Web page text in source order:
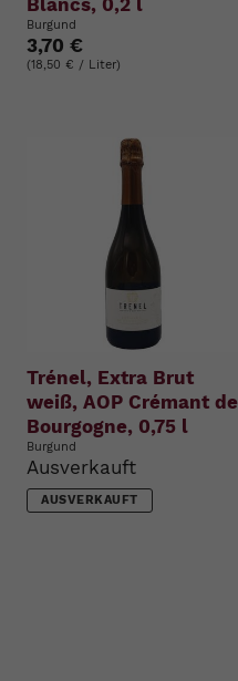
Burgund
3,70 €
(18,50 € / Liter)
Trénel, Extra Brut
weiß, AOP Crémant de
Bourgogne, 0,75 l
Burgund
Ausverkauft
AUSVERKAUFT